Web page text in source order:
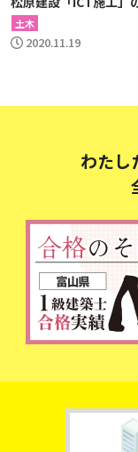
土木
2020.11.19
わたし